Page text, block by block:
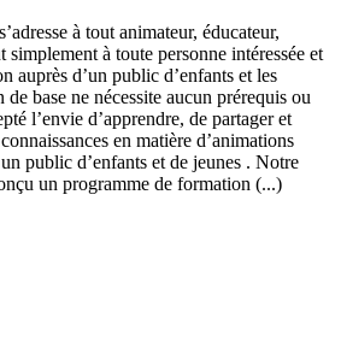
à tout animateur, éducateur,
simplement à toute personne intéressée et
auprès d’un public d’enfants et les
base ne nécessite aucun prérequis ou
l’envie d’apprendre, de partager et
en matière d’animations
public d’enfants et de jeunes . Notre
un programme de formation (...)